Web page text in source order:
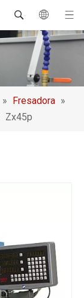
» Fresadora »
Zx45p